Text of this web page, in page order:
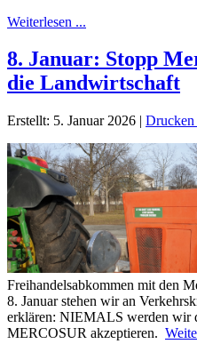
Weiterlesen ...
8. Januar: Stopp
die Landwirtschaft
Erstellt: 5. Januar 2026 | Drucken
Freihandelsabkommen mit den
8. Januar stehen wir an
erklären: NIEMALS werden wir
MERCOSUR akzeptieren.